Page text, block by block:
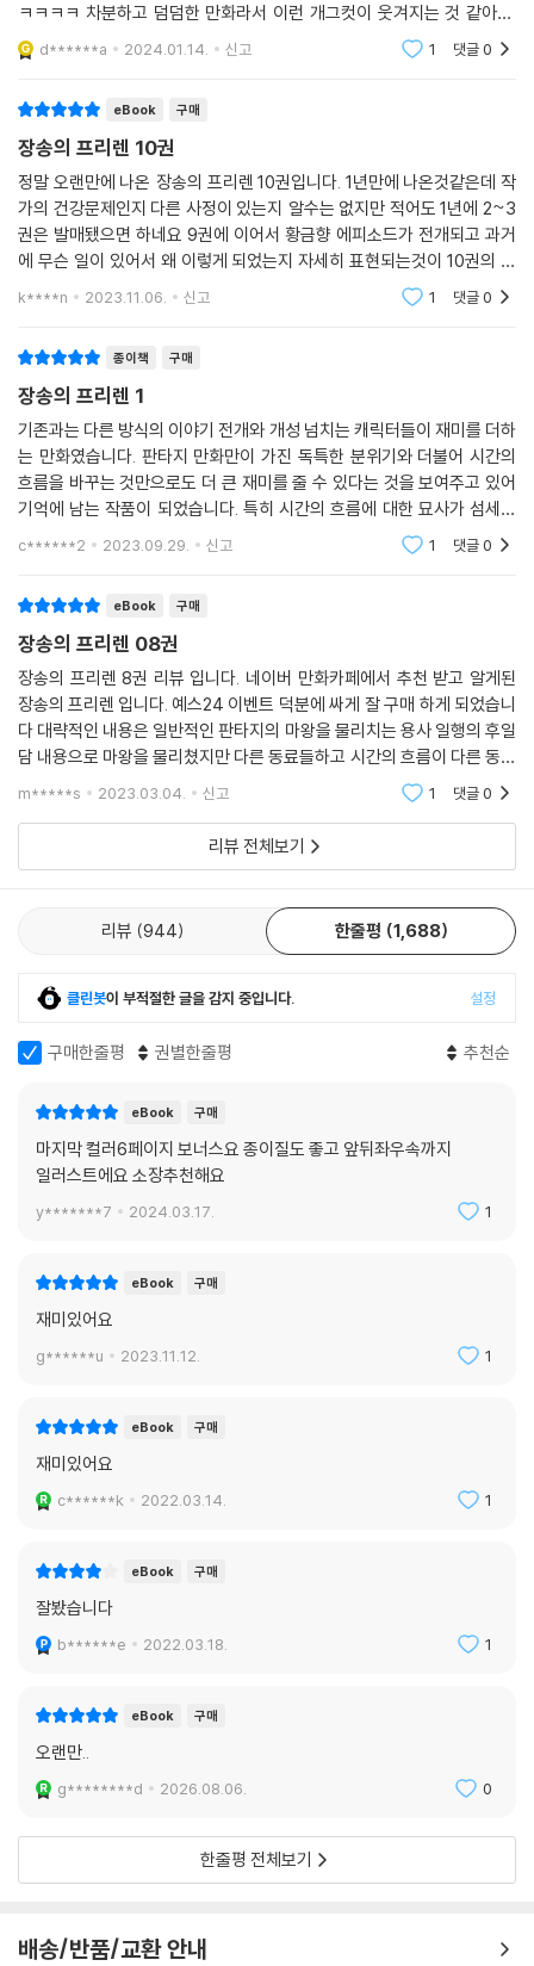
ㅋㅋㅋㅋ 차분하고 덤덤한 만화라서 이런 개그컷이 웃겨지는 것 같아요.
마법사들과는 만날 것 같았지만 생각보다 빨리 엮였네요. 싸움이 잦아진게
북부로 간다는 실감이
d******a 2024.01.14. 신고 1 댓글0
eBook 구매
장송의 프리렌 10권
정말 오랜만에 나온 장송의 프리렌 10권입니다. 1년만에 나온것같은데 작
가의 건강문제인지 다른 사정이 있는지 알수는 없지만 적어도 1년에 2~3
권은 발매됐으면 하네요 9권에 이어서 황금향 에피소드가 전개되고 과거
에 무슨 일이 있어서 왜 이렇게 되었는지 자세히 표현되는것이 10권의 주
내용입니다 프리렌의 말처럼 마족과 인간은 결코 서로를 이해하지 못하기
k****n 2023.11.06. 신고 1 댓글0
종이책 구매
장송의 프리렌 1
기존과는 다른 방식의 이야기 전개와 개성 넘치는 캐릭터들이 재미를 더하
는 만화였습니다. 판타지 만화만이 가진 독특한 분위기와 더불어 시간의
흐름을 바꾸는 것만으로도 더 큰 재미를 줄 수 있다는 것을 보여주고 있어
기억에 남는 작품이 되었습니다. 특히 시간의 흐름에 대한 묘사가 섬세하
여 보는 재미를 더하고 집중하게 하는데 도움을 주었습니다. 앞으로 나올
c******2 2023.09.29. 신고 1 댓글0
eBook 구매
장송의 프리렌 08권
장송의 프리렌 8권 리뷰 입니다. 네이버 만화카페에서 추천 받고 알게된
장송의 프리렌 입니다. 예스24 이벤트 덕분에 싸게 잘 구매 하게 되었습니
다 대략적인 내용은 일반적인 판타지의 마왕을 물리치는 용사 일행의 후일
담 내용으로 마왕을 물리쳤지만 다른 동료들하고 시간의 흐름이 다른 동료
(엘프)의 이야기 입니다. 보통은 마왕을 물리치고 세상은 평화롭게 되었고
m*****s 2023.03.04. 신고 1 댓글0
리뷰 전체보기
리뷰 944 한줄평 1,688
클린봇이 부적절한 글을 감지 중입니다. 설정
구매한줄평 권별한줄평 추천순
eBook 구매
마지막 컬러6페이지 보너스요 종이질도 좋고 앞뒤좌우속까지
일러스트에요 소장추천해요
y*******7 2024.03.17. 1
eBook 구매
재미있어요
g******u 2023.11.12. 1
eBook 구매
재미있어요
c******k 2022.03.14. 1
eBook 구매
잘봤습니다
b******e 2022.03.18. 1
eBook 구매
오랜만..
g********d 2026.08.06. 0
한줄평 전체보기
배송/반품/교환 안내